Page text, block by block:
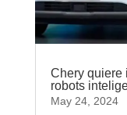
Chery quiere
robots
May 24, 2024